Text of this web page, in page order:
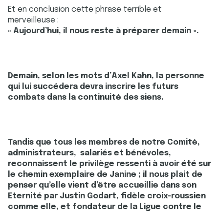
services.
Et en conclusion cette phrase terrible et
merveilleuse :
« Aujourd’hui, il nous reste à préparer demain ».
Demain, selon les mots d’Axel Kahn, la personne
qui lui succédera devra inscrire les futurs
combats dans la continuité des siens.
Tandis que tous les membres de notre Comité,
administrateurs, salariés et bénévoles,
reconnaissent le privilège ressenti à avoir été sur
le chemin exemplaire de Janine ; il nous plait de
penser qu’elle vient d’être accueillie dans son
Eternité par Justin Godart, fidèle croix-roussien
comme elle, et fondateur de la Ligue contre le